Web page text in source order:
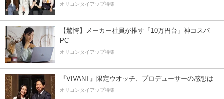
オリコンタイアップ特集
【驚愕】メーカー社員が推す「10万円台」神コスパ
PC
オリコンタイアップ特集
『VIVANT』限定ウオッチ、プロデューサーの感想は
オリコンタイアップ特集